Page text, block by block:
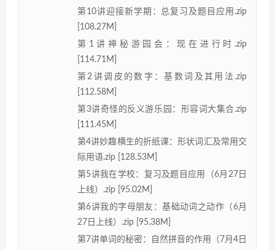
第10讲迎接新学期：总复习及题目应用.zip
[108.27M]
第1讲神秘游园会：现在进行时.zip
[114.71M]
第2讲调皮的数字：基数词及其用法.zip
[112.58M]
第3讲奇怪的反义游乐园：形容词大集合.zip
[111.45M]
第4讲妙趣横生的折纸课：形状词汇及常用交
际用语.zip [128.53M]
第5讲我在学校：复习及题目应用（6月27日
上线）.zip [95.02M]
第6讲我的字母朋友：基础动词之动作（6月
27日上线）.zip [95.38M]
第7讲单词的秘密：自然拼音的作用（7月4日